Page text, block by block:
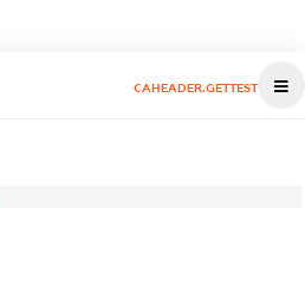
CAHEADER.GETTEST